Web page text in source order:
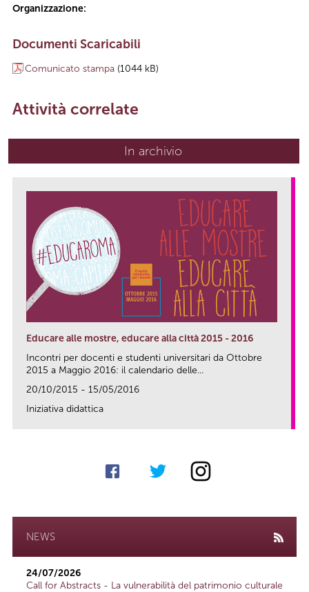
Organizzazione:
Documenti Scaricabili
Comunicato stampa (1044 kB)
Attività correlate
In archivio
Educare alle mostre, educare alla città 2015 - 2016
Incontri per docenti e studenti universitari da Ottobre
2015 a Maggio 2016: il calendario delle...
20/10/2015 - 15/05/2016
Iniziativa didattica
NEWS
24/07/2026
Call for Abstracts - La vulnerabilità del patrimonio culturale